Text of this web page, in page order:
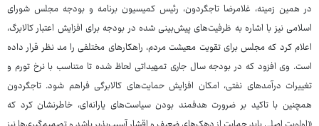
در همین زمینه، غلامرضا تاجگردون، رئیس کمیسیون برنامه و بودجه مجلس شورای
اسلامی نیز با اشاره به ظرفیت‌های پیش‌بینی‌ شده در بودجه برای افزایش اعتبار کالابرگ،
اعلام کرد که مجلس برای تقویت معیشت مردم، راهکارهای مختلفی را مد نظر قرار داده
است. وی افزود که در بودجه سال جاری تمهیداتی لحاظ شده تا متناسب با نرخ تورم و
تغییرات درآمدهای نفتی، امکان افزایش حمایت‌های کالابرگی فراهم شود. تاجگردون
همچنین با تاکید بر ضرورت هدفمند بودن سیاست‌های یارانه‌ای، خاطرنشان کرد که